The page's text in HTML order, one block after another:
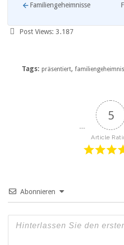
Familiengeheimnisse
Post Views: 3.187
Tags: präsentiert,
5
Article
Abonnieren